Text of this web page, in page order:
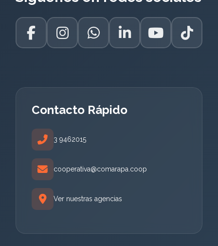
Contacto Rápido
3 9462015
cooperativa@comarapa.coop
Ver nuestras agencias